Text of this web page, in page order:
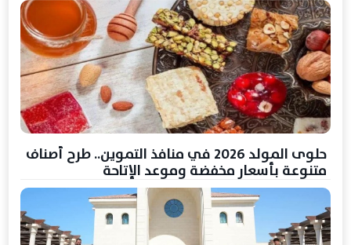
حلوى المولد 2026 في منافذ التموين.. طرح أصناف
متنوعة بأسعار مخفضة وموعد الإتاحة